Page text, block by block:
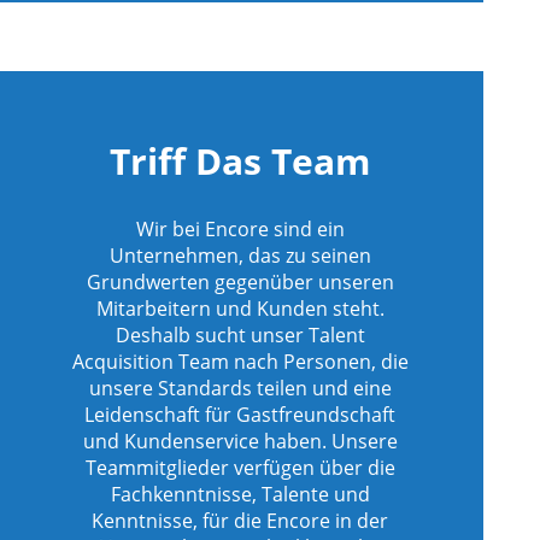
Triff Das Team
Wir bei Encore sind ein
Unternehmen, das zu seinen
Grundwerten gegenüber unseren
Mitarbeitern und Kunden steht.
Deshalb sucht unser Talent
Acquisition Team nach Personen, die
unsere Standards teilen und eine
Leidenschaft für Gastfreundschaft
und Kundenservice haben. Unsere
Teammitglieder verfügen über die
Fachkenntnisse, Talente und
Kenntnisse, für die Encore in der